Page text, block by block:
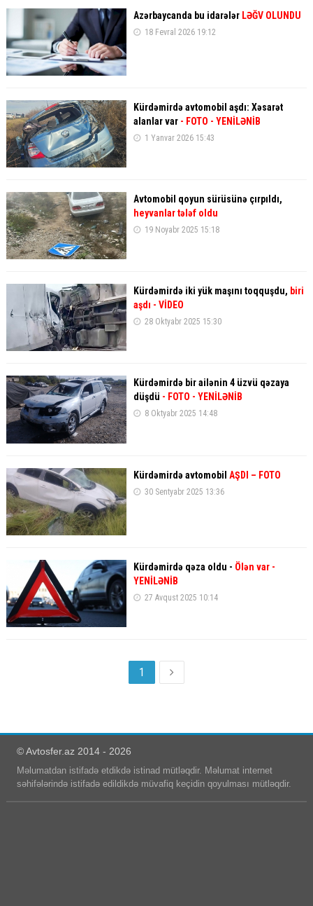
Azərbaycanda bu idarələr LƏĞV OLUNDU
18 Fevral 2026 19:12
Kürdəmirdə avtomobil aşdı: Xəsarət
alanlar var - FOTO - YENİLƏNİB
1 Yanvar 2026 15:43
Avtomobil qoyun sürüsünə çırpıldı,
heyvanlar tələf oldu
19 Noyabr 2025 15:18
Kürdəmirdə iki yük maşını toqquşdu, biri
aşdı - VİDEO
28 Oktyabr 2025 15:30
Kürdəmirdə bir ailənin 4 üzvü qəzaya
düşdü - FOTO - YENİLƏNİB
8 Oktyabr 2025 14:48
Kürdəmirdə avtomobil AŞDI – FOTO
30 Sentyabr 2025 13:36
Kürdəmirdə qəza oldu - Ölən var -
YENİLƏNİB
27 Avqust 2025 10:14
1
© Avtosfer.az 2014 - 2026
Məlumatdan istifadə etdikdə istinad mütləqdir. Məlumat internet
səhifələrində istifadə edildikdə müvafiq keçidin qoyulması mütləqdir.